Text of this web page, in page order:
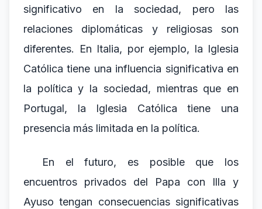
significativo en la sociedad, pero las
relaciones diplomáticas y religiosas son
diferentes. En Italia, por ejemplo, la Iglesia
Católica tiene una influencia significativa en
la política y la sociedad, mientras que en
Portugal, la Iglesia Católica tiene una
presencia más limitada en la política.
En el futuro, es posible que los
encuentros privados del Papa con Illa y
Ayuso tengan consecuencias significativas